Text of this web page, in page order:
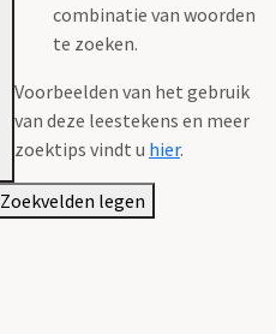
combinatie van woorden
te zoeken.
Voorbeelden van het gebruik
van deze leestekens en meer
zoektips vindt u hier.
Zoekvelden legen